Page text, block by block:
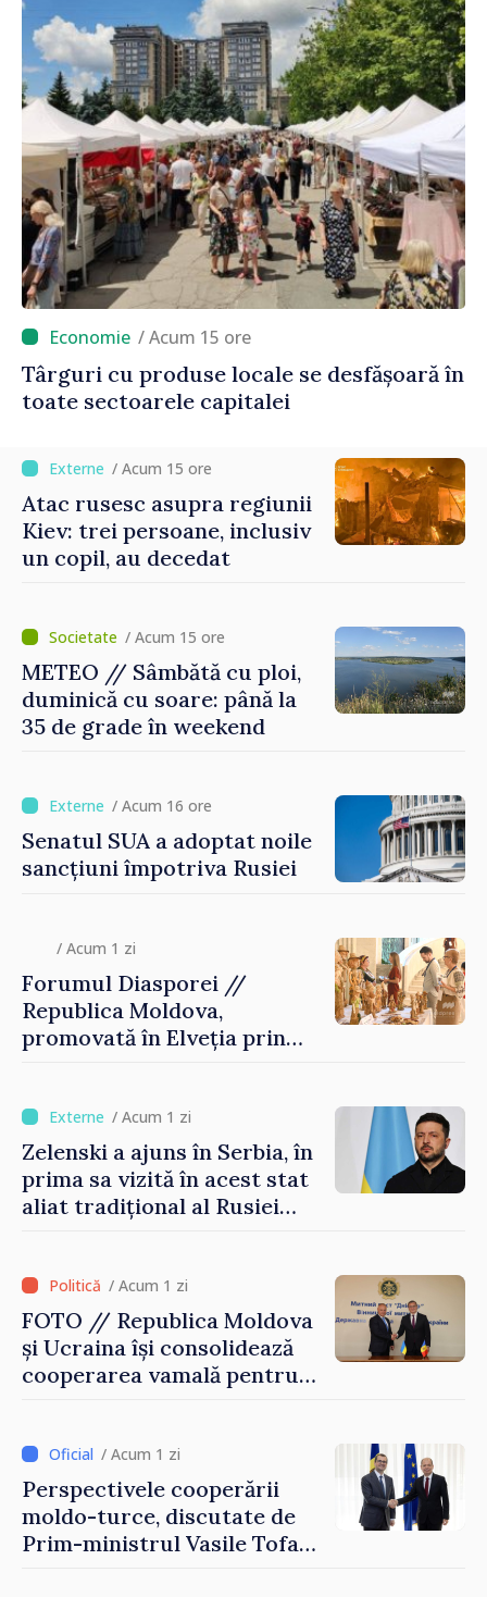
/ Acum 15 ore
Târguri cu produse locale se desfășoară în
toate sectoarele capitalei
/ Acum 15 ore
Atac rusesc asupra regiunii
Kiev: trei persoane, inclusiv
un copil, au decedat
/ Acum 15 ore
METEO // Sâmbătă cu ploi,
duminică cu soare: până la
35 de grade în weekend
/ Acum 16 ore
Senatul SUA a adoptat noile
sancțiuni împotriva Rusiei
/ Acum 1 zi
Forumul Diasporei //
Republica Moldova,
promovată în Elveția prin
/ Acum 1 zi
Zelenski a ajuns în Serbia, în
prima sa vizită în acest stat
aliat tradițional al Rusiei
/ Acum 1 zi
FOTO // Republica Moldova
și Ucraina își consolidează
cooperarea vamală pentru
Reuniune la Moghiliov-
Podolsk
/ Acum 1 zi
Perspectivele cooperării
moldo-turce, discutate de
Prim-ministrul Vasile Tofan